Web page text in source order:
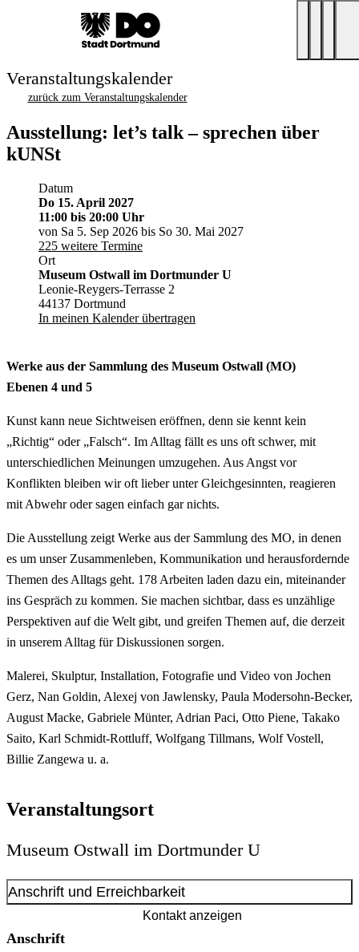
Veranstaltungskalender
zurück zum Veranstaltungskalender
Ausstellung: let’s talk – sprechen über
kUNSt
Datum
Do 15. April 2027
11:00 bis 20:00 Uhr
von Sa 5. Sep 2026 bis So 30. Mai 2027
225 weitere Termine
Ort
Museum Ostwall im Dortmunder U
Leonie-Reygers-Terrasse 2
44137 Dortmund
In meinen Kalender übertragen
Werke aus der Sammlung des Museum Ostwall (MO)
Ebenen 4 und 5
Kunst kann neue Sichtweisen eröffnen, denn sie kennt kein
„Richtig“ oder „Falsch“. Im Alltag fällt es uns oft schwer, mit
unterschiedlichen Meinungen umzugehen. Aus Angst vor
Konflikten bleiben wir oft lieber unter Gleichgesinnten, reagieren
mit Abwehr oder sagen einfach gar nichts.
Die Ausstellung zeigt Werke aus der Sammlung des MO, in denen
es um unser Zusammenleben, Kommunikation und herausfordernde
Themen des Alltags geht. 178 Arbeiten laden dazu ein, miteinander
ins Gespräch zu kommen. Sie machen sichtbar, dass es unzählige
Perspektiven auf die Welt gibt, und greifen Themen auf, die derzeit
in unserem Alltag für Diskussionen sorgen.
Malerei, Skulptur, Installation, Fotografie und Video von Jochen
Gerz, Nan Goldin, Alexej von Jawlensky, Paula Modersohn-Becker,
August Macke, Gabriele Münter, Adrian Paci, Otto Piene, Takako
Saito, Karl Schmidt-Rottluff, Wolfgang Tillmans, Wolf Vostell,
Billie Zangewa u. a.
Veranstaltungsort
Museum Ostwall im Dortmunder U
Anschrift und Erreichbarkeit
Kontakt anzeigen
Anschrift